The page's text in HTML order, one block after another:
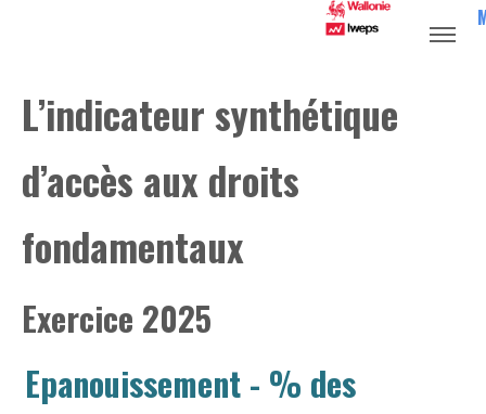
L’indicateur synthétique
d’accès aux droits
fondamentaux
Exercice 2025
Epanouissement - % des